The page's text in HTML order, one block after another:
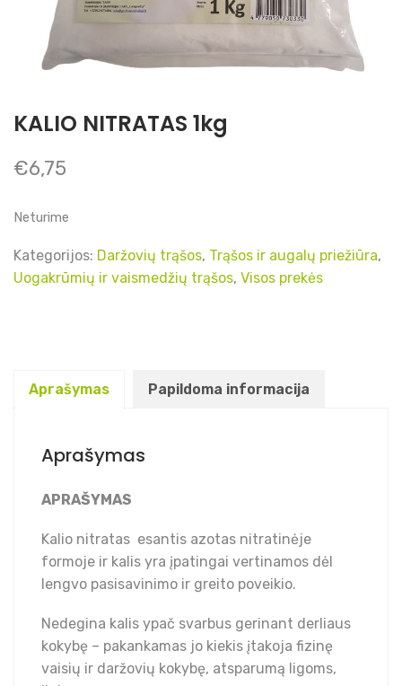
KALIO NITRATAS 1kg
€6,75
Neturime
Kategorijos: Daržovių trąšos, Trąšos ir augalų priežiūra,
Uogakrūmių ir vaismedžių trąšos, Visos prekės
Aprašymas Papildoma informacija
Aprašymas
APRAŠYMAS
Kalio nitratas esantis azotas nitratinėje
formoje ir kalis yra įpatingai vertinamos dėl
lengvo pasisavinimo ir greito poveikio.
Nedegina kalis ypač svarbus gerinant derliaus
kokybę – pakankamas jo kiekis įtakoja fizinę
vaisių ir daržovių kokybę, atsparumą ligoms,